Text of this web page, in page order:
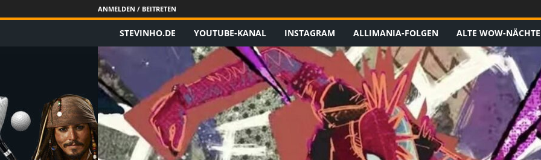
ANMELDEN / BEITRETEN
e
v
i
STEVINHO.DE YOUTUBE-KANAL INSTAGRAM ALLIMANIA-FOLGEN ALTE WOW-NÄCHTE